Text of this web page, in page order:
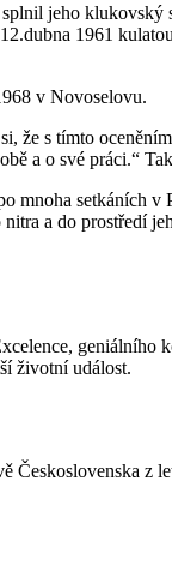
jeho klukovský
1961
v Novoselovu.
že s tímto
a o své práci.“
mnoha setkáních v
a do prostředí
geniálního
životní událost.
z